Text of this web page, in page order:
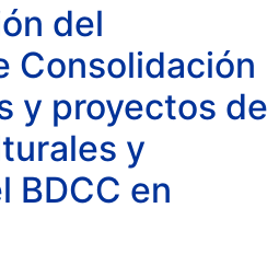
del
Consolidación
y proyectos de
y
BDCC en